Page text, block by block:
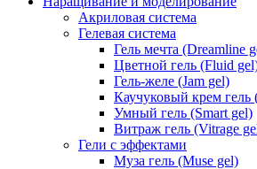
Акриловая система
Гелевая система
Гель мечта (Dreamline
Цветной гель (Fluid
Гель-желе (Jam gel)
Каучуковый крем гель
Умный гель (Smart gel)
Витраж гель (Vitrage
Гели с эффектами
Муза гель (Muse gel)